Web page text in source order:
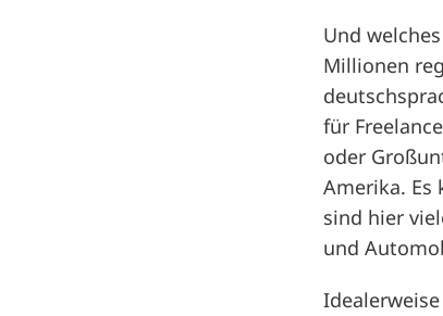
Und
Millionen
für
oder
Amerika. Es
sind hier
und